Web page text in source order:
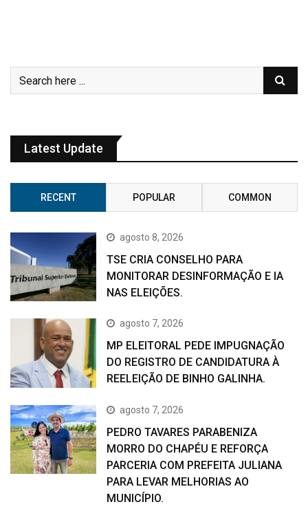
Latest Update
RECENT POPULAR COMMON
agosto 8, 2026
TSE CRIA CONSELHO PARA
MONITORAR DESINFORMAÇÃO E IA
NAS ELEIÇÕES.
agosto 7, 2026
MP ELEITORAL PEDE IMPUGNAÇÃO
DO REGISTRO DE CANDIDATURA À
REELEIÇÃO DE BINHO GALINHA.
agosto 7, 2026
PEDRO TAVARES PARABENIZA
MORRO DO CHAPÉU E REFORÇA
PARCERIA COM PREFEITA JULIANA
PARA LEVAR MELHORIAS AO
MUNICÍPIO.